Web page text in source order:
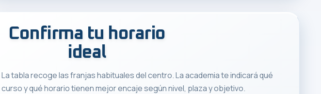
Confirma tu horario
ideal
La tabla recoge las franjas habituales del centro. La academia te indicará qué
curso y qué horario tienen mejor encaje según nivel, plaza y objetivo.